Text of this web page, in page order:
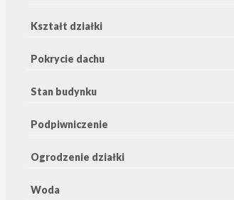
Kształt działki
Pokrycie dachu
Stan budynku
Podpiwniczenie
Ogrodzenie działki
Woda